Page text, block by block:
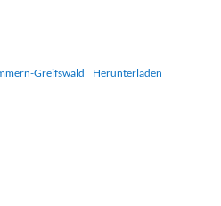
Greifswald Herunterladen